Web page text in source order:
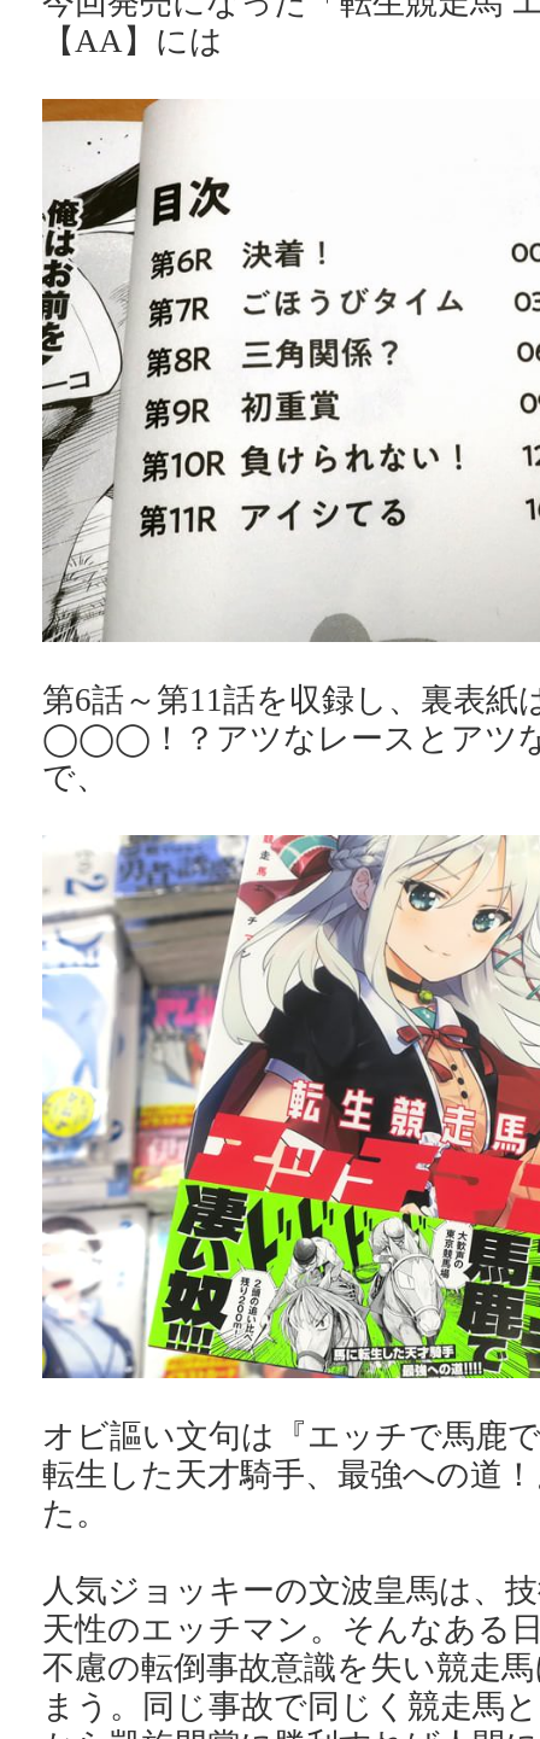
【AA】には
第6話～第11話を収録し、裏表紙
◯◯◯！？アツなレースとアツ
で、
オビ謳い文句は『エッチで馬鹿
転生した天才騎手、最強への道
た。
人気ジョッキーの文波皇馬は、
天性のエッチマン。そんなある
不慮の転倒事故意識を失い競走
まう。同じ事故で同じく競走馬